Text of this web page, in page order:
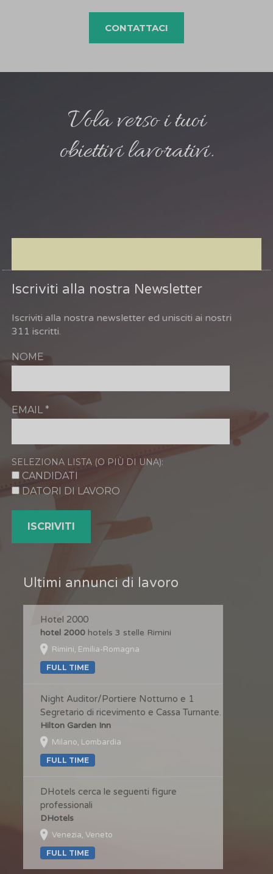
CONTATTACI
Vola verso i tuoi
obiettivi lavorativi.
Iscriviti alla nostra Newsletter
Iscriviti alla nostra newsletter ed unisciti ai nostri
311 iscritti.
NOME
EMAIL*
SELEZIONA LISTA (O PIÙ DI UNA):
CANDIDATI
DATORI DI LAVORO
Ultimi annunci di lavoro
Hotel 2000
hotel 2000 hotels 3 stelle Rimini
Rimini, Emilia-Romagna
FULL TIME
Night Auditor/Portiere Notturno e 1
Segretario di ricevimento e Cassa Turnante.
Hilton Garden Inn
Milano, Lombardia
FULL TIME
DHotels cerca le seguenti figure
professionali
DHotels
Venezia, Veneto
FULL TIME